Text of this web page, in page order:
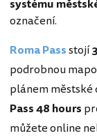
systému
označení.
Roma Passstojí
podrobnou
plánem městské
Pass 48 hours
můžete online